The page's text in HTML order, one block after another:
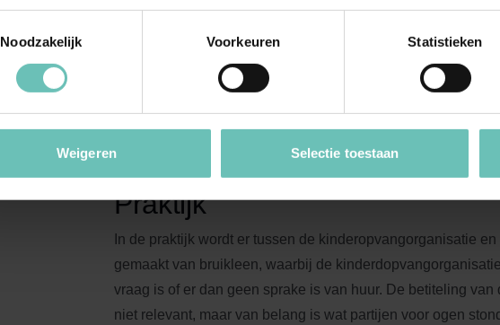
Noodzakelijk
Voorkeuren Statistieken
Weigeren Selectie toestaan
ontruimingsbescherming geniet. Dit laat onverlet de
gebreken aan het gebouw wel de verhuurder
niet uitgesloten in specifieke onderwijsregelgeving. De
aan het gebouw te verhelpen zodra de huurder dit verlangt.
strijd met een wettelijk voorschrift in gebruik wordt gegeven,
Praktijk
In de praktijk wordt er tussen de kinderopvangorganisatie
gemaakt van bruikleen, waarbij de
vraag is of er dan geen sprake is van huur. De betiteling van
niet relevant, maar van belang is wat partijen voor ogen